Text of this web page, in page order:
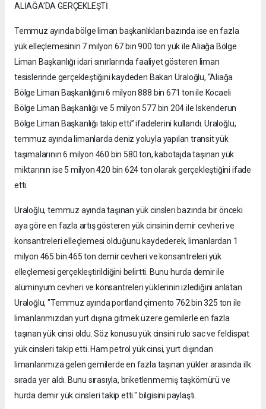
ALİAĞA’DA GERÇEKLEŞTİ
Temmuz ayında bölge liman başkanlıkları bazında ise en fazla
yük elleçlemesinin 7 milyon 67 bin 900 ton yük ile Aliağa Bölge
Liman Başkanlığı idari sınırlarında faaliyet gösteren liman
tesislerinde gerçekleştiğini kaydeden Bakan Uraloğlu, “Aliağa
Bölge Liman Başkanlığını 6 milyon 888 bin 671 ton ile Kocaeli
Bölge Liman Başkanlığı ve 5 milyon 577 bin 204 ile İskenderun
Bölge Liman Başkanlığı takip etti” ifadelerini kullandı. Uraloğlu,
temmuz ayında limanlarda deniz yoluyla yapılan transit yük
taşımalarının 6 milyon 460 bin 580 ton, kabotajda taşınan yük
miktarının ise 5 milyon 420 bin 624 ton olarak gerçekleştiğini ifade
etti.
Uraloğlu, temmuz ayında taşınan yük cinsleri bazında bir önceki
aya göre en fazla artış gösteren yük cinsinin demir cevheri ve
konsantreleri elleçlemesi olduğunu kaydederek, limanlardan 1
milyon 465 bin 465 ton demir cevheri ve konsantreleri yük
elleçlemesi gerçekleştirildiğini belirtti. Bunu hurda demir ile
alüminyum cevheri ve konsantreleri yüklerinin izlediğini anlatan
Uraloğlu, "Temmuz ayında portland çimento 762 bin 325 ton ile
limanlarımızdan yurt dışına gitmek üzere gemilerle en fazla
taşınan yük cinsi oldu. Söz konusu yük cinsini rulo sac ve feldispat
yük cinsleri takip etti. Ham petrol yük cinsi, yurt dışından
limanlarımıza gelen gemilerde en fazla taşınan yükler arasında ilk
sırada yer aldı. Bunu sırasıyla, briketlenmemiş taşkömürü ve
hurda demir yük cinsleri takip etti." bilgisini paylaştı.